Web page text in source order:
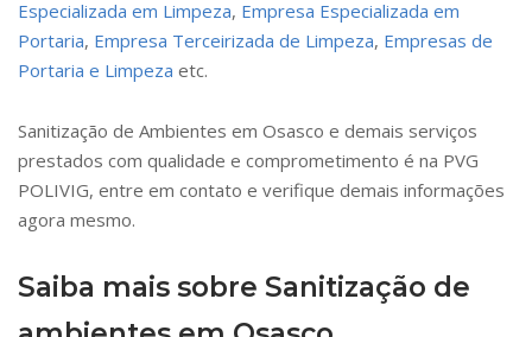
Especializada em Limpeza, Empresa Especializada em
Portaria, Empresa Terceirizada de Limpeza, Empresas de
Portaria e Limpeza etc.
Sanitização de Ambientes em Osasco e demais serviços
prestados com qualidade e comprometimento é na PVG
POLIVIG, entre em contato e verifique demais informações
agora mesmo.
Saiba mais sobre Sanitização de